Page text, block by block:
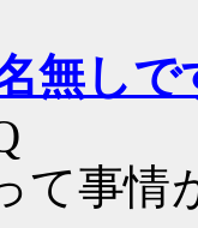
無しで
て事情